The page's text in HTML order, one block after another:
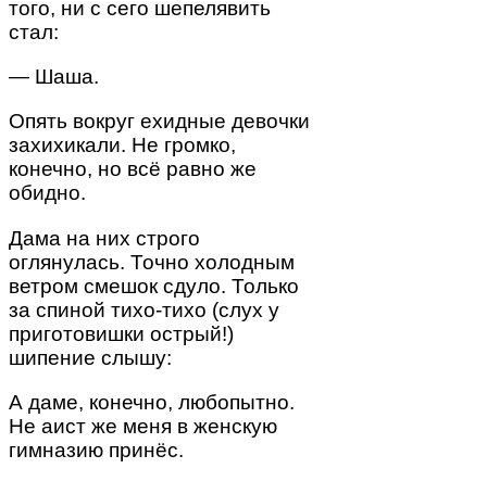
того, ни с сего шепелявить
стал:
— Шаша.
Опять вокруг ехидные девочки
захихикали. Не громко,
конечно, но всё равно же
обидно.
Дама на них строго
оглянулась. Точно холодным
ветром смешок сдуло. Только
за спиной тихо-тихо (слух у
приготовишки острый!)
шипение слышу:
А даме, конечно, любопытно.
Не аист же меня в женскую
гимназию принёс.